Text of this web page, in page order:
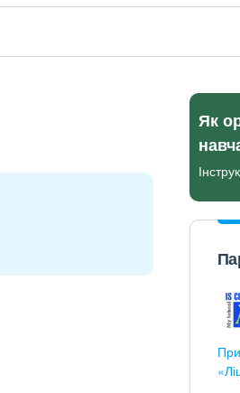
Як